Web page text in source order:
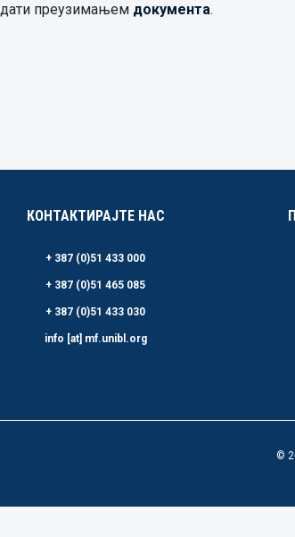
преузимањем документа.
КОНТАКТИРАЈТЕ НАС
+ 387 (0)51 433 000
+ 387 (0)51 465 085
+ 387 (0)51 433 030
info [at] mf.unibl.org
©